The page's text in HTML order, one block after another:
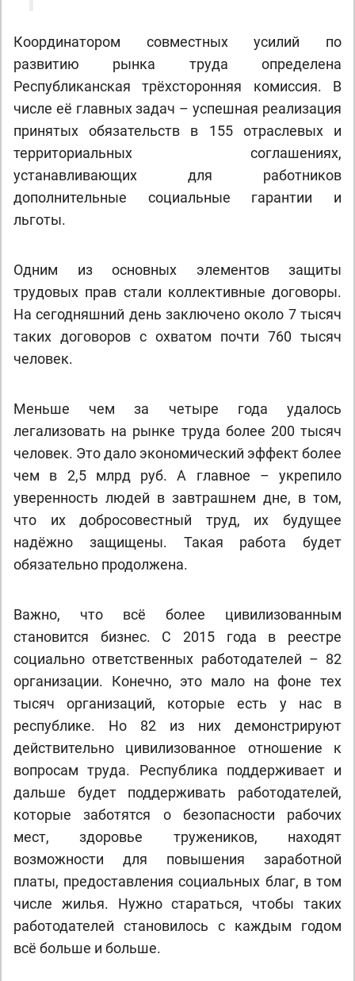
Координатором совместных усилий по
развитию рынка труда определена
Республиканская трёхсторонняя комиссия. В
числе её главных задач – успешная реализация
принятых обязательств в 155 отраслевых и
территориальных соглашениях,
устанавливающих для работников
дополнительные социальные гарантии и
льготы.
Одним из основных элементов защиты
трудовых прав стали коллективные договоры.
На сегодняшний день заключено около 7 тысяч
таких договоров с охватом почти 760 тысяч
человек.
Меньше чем за четыре года удалось
легализовать на рынке труда более 200 тысяч
человек. Это дало экономический эффект более
чем в 2,5 млрд руб. А главное – укрепило
уверенность людей в завтрашнем дне, в том,
что их добросовестный труд, их будущее
надёжно защищены. Такая работа будет
обязательно продолжена.
Важно, что всё более цивилизованным
становится бизнес. С 2015 года в реестре
социально ответственных работодателей – 82
организации. Конечно, это мало на фоне тех
тысяч организаций, которые есть у нас в
республике. Но 82 из них демонстрируют
действительно цивилизованное отношение к
вопросам труда. Республика поддерживает и
дальше будет поддерживать работодателей,
которые заботятся о безопасности рабочих
мест, здоровье тружеников, находят
возможности для повышения заработной
платы, предоставления социальных благ, в том
числе жилья. Нужно стараться, чтобы таких
работодателей становилось с каждым годом
всё больше и больше.